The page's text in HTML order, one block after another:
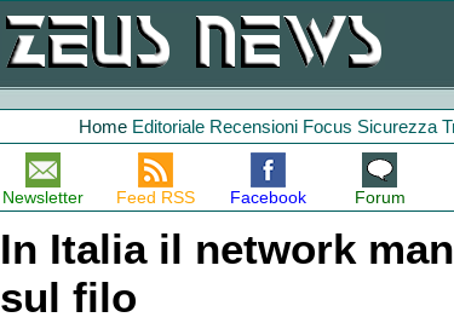
Home Editoriale Recensioni Focus Sicurezza
Newsletter Feed RSS Facebook Forum
In Italia il network
sul filo